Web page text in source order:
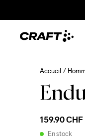
Accueil
159.90 CHF
En stock